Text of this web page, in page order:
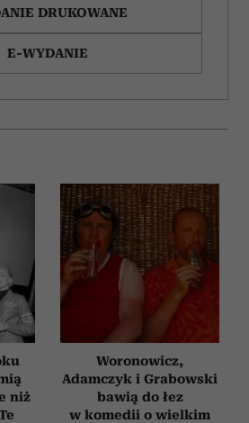
cookie do spersonalizowania treści
funkcje społecznościowe i
witrynie. Informacje o tym, jak
udostępniamy partnerom
i analitycznym.
DRUKOWANE
E-WYDANIE
niż
Woronowicz,
Adamczyk i Grabowski
bawią do łez
w komedii o wielkim